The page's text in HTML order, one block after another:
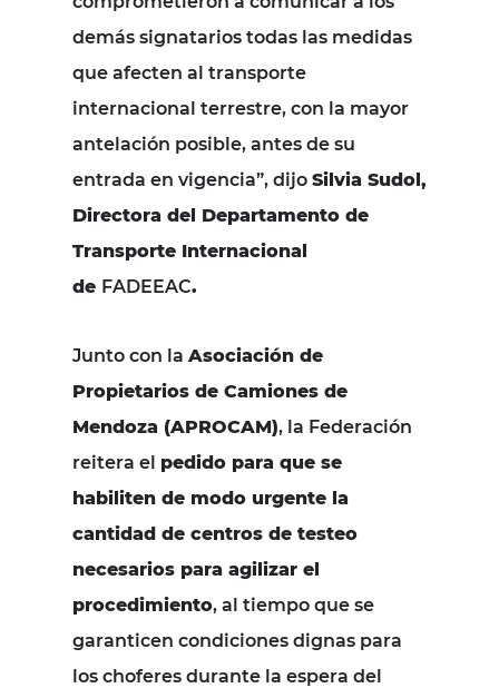
demás signatarios todas las medidas
que afecten al transporte
internacional terrestre, con la mayor
antelación posible, antes de su
entrada en vigencia”, dijo Silvia Sudol,
Directora del Departamento de
Transporte Internacional
de FADEEAC.
Junto con la Asociación de
Propietarios de Camiones de
Mendoza (APROCAM), la Federación
reitera el pedido para que se
habiliten de modo urgente la
cantidad de centros de testeo
necesarios para agilizar el
procedimiento, al tiempo que se
garanticen condiciones dignas para
los choferes durante la espera del